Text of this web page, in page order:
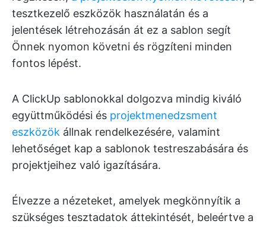
tesztkezelő eszközök használatán és a
jelentések létrehozásán át ez a sablon segít
Önnek nyomon követni és rögzíteni minden
fontos lépést.
A ClickUp sablonokkal dolgozva mindig kiváló
együttműködési és projektmenedzsment
eszközök állnak rendelkezésére, valamint
lehetőséget kap a sablonok testreszabására és
projektjeihez való igazítására.
Élvezze a nézeteket, amelyek megkönnyítik a
szükséges tesztadatok áttekintését, beleértve a